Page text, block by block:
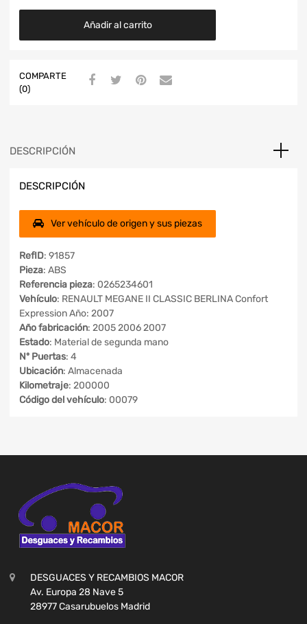
Añadir al carrito
COMPARTE
(0)
DESCRIPCIÓN
DESCRIPCIÓN
Ver vehículo de origen y sus piezas
RefID: 91857
Pieza: ABS
Referencia pieza: 0265234601
Vehículo: RENAULT MEGANE II CLASSIC BERLINA Confort
Expression Año: 2007
Año fabricación: 2005 2006 2007
Estado: Material de segunda mano
Nº Puertas: 4
Ubicación: Almacenada
Kilometraje: 200000
Código del vehículo: 00079
DESGUACES Y RECAMBIOS MACOR
Av. Europa 28 Nave 5
28977 Casarubuelos Madrid